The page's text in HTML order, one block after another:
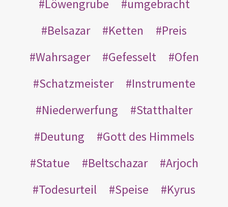
Löwengrube
umgebracht
Belsazar
Ketten
Preis
Wahrsager
Gefesselt
Ofen
Schatzmeister
Instrumente
Niederwerfung
Statthalter
Deutung
Gott des Himmels
Statue
Beltschazar
Arjoch
Todesurteil
Speise
Kyrus